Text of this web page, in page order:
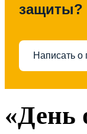
защиты?
Написать о
«День